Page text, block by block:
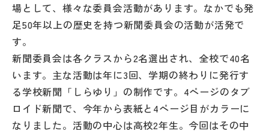
学校からのお知らせ
学校HP最新情報
特集
場として、様々な委員会活動があります。なかでも発
足50年以上の歴史を持つ新聞委員会の活動が活発で
す。
新聞委員会は各クラスから2名選出され、全校で40名
います。主な活動は年に3回、学期の終わりに発行す
る学校新聞「しらゆり」の制作です。4ページのタブ
ロイド新聞で、今年から表紙と4ページ目がカラーに
なりました。活動の中心は高校2年生。今回はその中